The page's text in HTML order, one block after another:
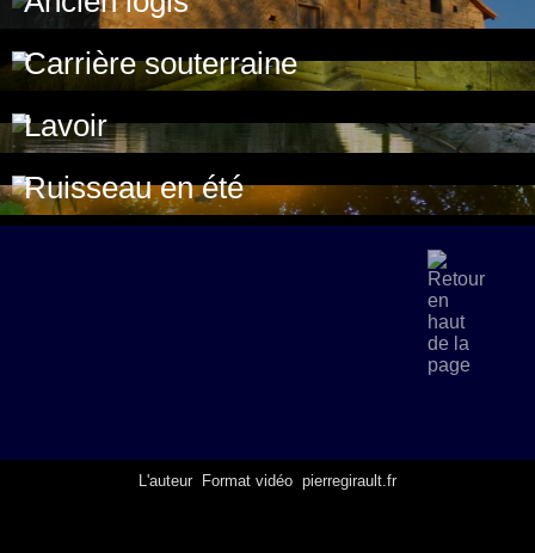
Carrière souterraine
Lavoir
Ruisseau en été
L'auteur Format vidéo pierregirault.fr